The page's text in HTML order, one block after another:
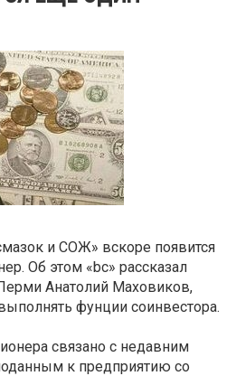
и СОЖ» вскоре появится
Об этом «bc» рассказал
Анатолий Маховиков,
фунции соинвестора.
связано с недавним
к предприятию со